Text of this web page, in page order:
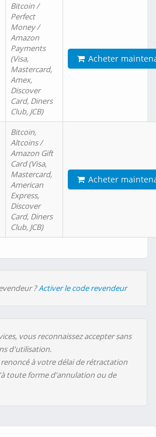
Bitcoin /
Perfect
Money /
Amazon
Payments
(Visa,
Mastercard,
Amex,
Discover
Card, Diners
Club, JCB)
Acheter
Bitcoin,
Altcoins /
Amazon Gift
Card (Visa,
Mastercard,
American
Express,
Discover
Card, Diners
Club, JCB)
Acheter
?Activer le code revendeur
vous reconnaissez accepter sans
d'utilisation.
à votre délai de rétractation
toute forme d'annulation ou de